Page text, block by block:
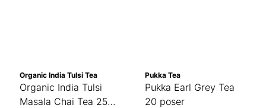
Organic India Tulsi Tea
Organic India Tulsi
Masala Chai Tea 25
Pukka Tea
Pukka Earl Grey Tea
20 poser